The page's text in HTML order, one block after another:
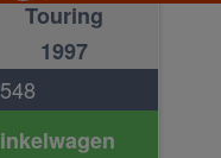
Touring
1997